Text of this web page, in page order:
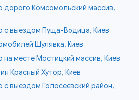
дорого Комсомольский массив,
с выездом Пуща-Водица, Киев
Шулявка, Киев
на месте Мостицкий массив, Киев
Красный Хутор, Киев
с выездом Голосеевский район,